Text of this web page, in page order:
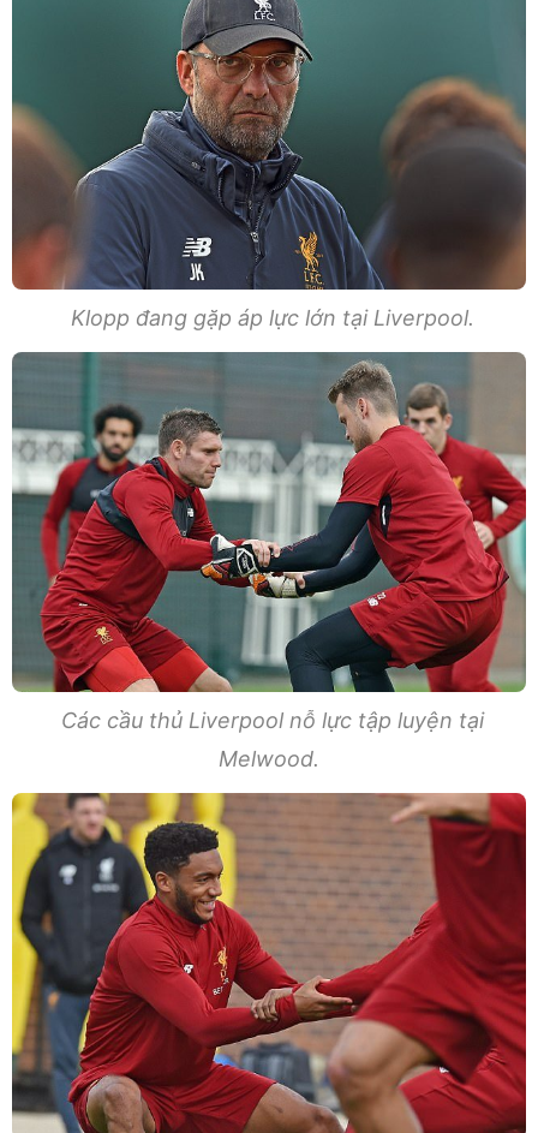
Klopp đang gặp áp lực lớn tại Liverpool.
Các cầu thủ Liverpool nỗ lực tập luyện tại
Melwood.